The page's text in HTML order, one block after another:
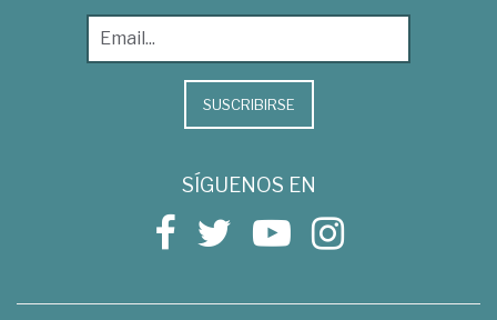
SUSCRIBIRSE
SÍGUENOS EN